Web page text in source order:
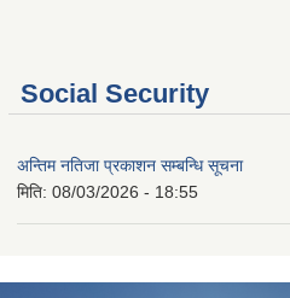
Social Security
अन्तिम नतिजा प्रकाशन सम्बन्धि सूचना
मिति: 08/03/2026 - 18:55